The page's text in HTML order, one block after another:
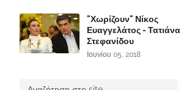
"Χωρίζουν" Νίκος
Ευαγγελάτος - Τατιάνα
Στεφανίδου
Ιουνίου 05, 2018